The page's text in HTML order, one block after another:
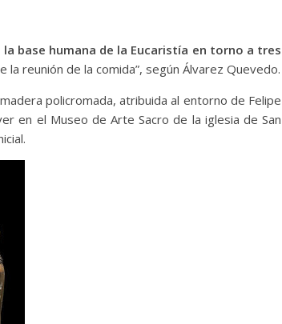
base humana de la Eucaristía en torno a tres
la reunión de la comida”, según Álvarez Quevedo.
policromada, atribuida al entorno de Felipe
en el Museo de Arte Sacro de la iglesia de San